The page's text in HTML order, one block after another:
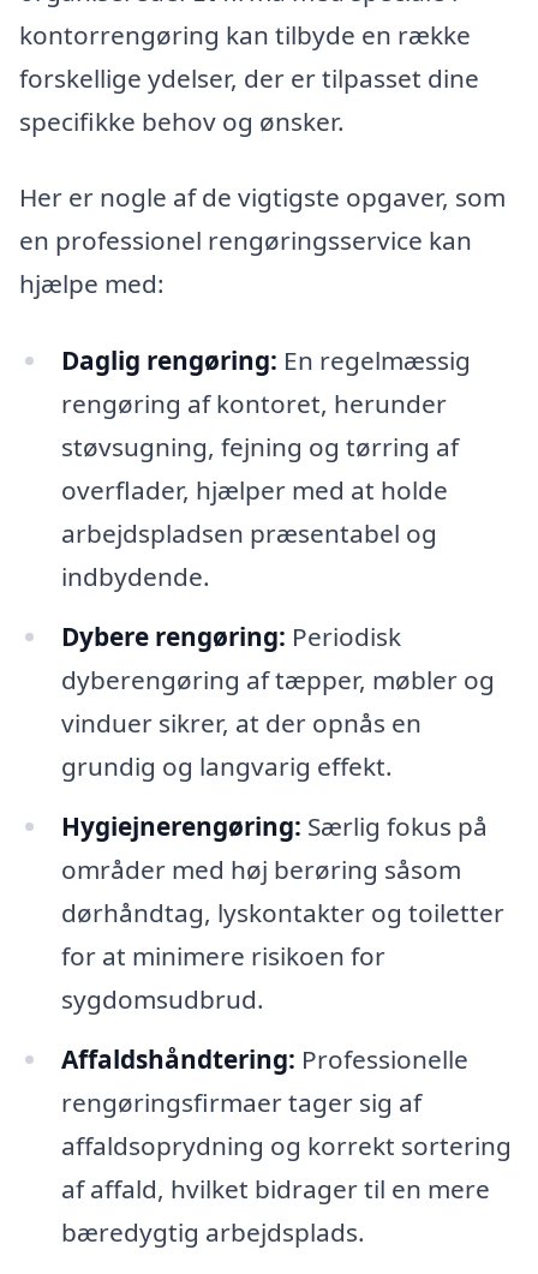
kontorrengøring kan tilbyde en række
forskellige ydelser, der er tilpasset dine
specifikke behov og ønsker.
Her er nogle af de vigtigste opgaver, som
en professionel rengøringsservice kan
hjælpe med:
Daglig rengøring: En regelmæssig
rengøring af kontoret, herunder
støvsugning, fejning og tørring af
overflader, hjælper med at holde
arbejdspladsen præsentabel og
indbydende.
Dybere rengøring: Periodisk
dyberengøring af tæpper, møbler og
vinduer sikrer, at der opnås en
grundig og langvarig effekt.
Hygiejnerengøring: Særlig fokus på
områder med høj berøring såsom
dørhåndtag, lyskontakter og toiletter
for at minimere risikoen for
sygdomsudbrud.
Affaldshåndtering: Professionelle
rengøringsfirmaer tager sig af
affaldsoprydning og korrekt sortering
af affald, hvilket bidrager til en mere
bæredygtig arbejdsplads.